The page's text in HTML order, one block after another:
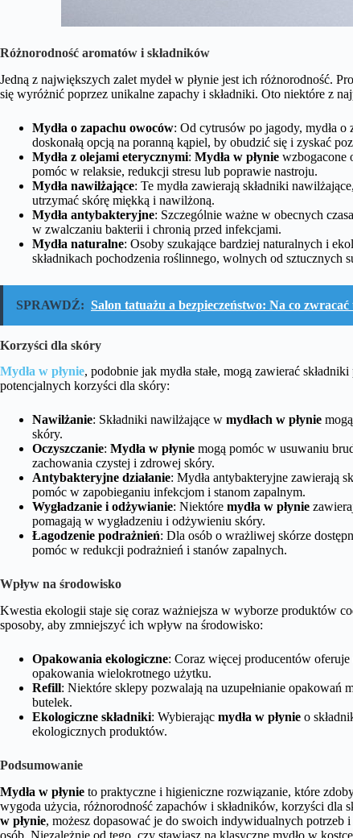
Różnorodność aromatów i składników
Jedną z największych zalet mydeł w płynie jest ich różnorodność.
się wyróżnić poprzez unikalne zapachy i składniki. Oto niektóre z
Mydła o zapachu owoców: Od cytrusów po jagody, mydła
doskonałą opcją na poranną kąpiel, by obudzić się i zyskać
Mydła z olejami eterycznymi: Mydła w płynie wzbogacone
pomóc w relaksie, redukcji stresu lub poprawie nastroju.
Mydła nawilżające: Te mydła zawierają składniki
utrzymać skórę miękką i nawilżoną.
Mydła antybakteryjne: Szczególnie ważne w obecnych
w zwalczaniu bakterii i chronią przed infekcjami.
Mydła naturalne: Osoby szukające bardziej naturalnych i
składnikach pochodzenia roślinnego, wolnych od sztucznych
SPRAWDŹ: Salon tatuażu a bezpieczeństwo: Na co zwracać
Korzyści dla skóry
Mydła w płynie, podobnie jak mydła stałe, mogą zawierać
potencjalnych korzyści dla skóry:
Nawilżanie: Składniki nawilżające w mydłach w płynie
skóry.
Oczyszczanie: Mydła w płynie mogą pomóc w usuwaniu
zachowania czystej i zdrowej skóry.
Antybakteryjne działanie: Mydła antybakteryjne zawierają
pomóc w zapobieganiu infekcjom i stanom zapalnym.
Wygładzanie i odżywianie: Niektóre mydła w płynie
pomagają w wygładzeniu i odżywieniu skóry.
Łagodzenie podrażnień: Dla osób o wrażliwej skórze
pomóc w redukcji podrażnień i stanów zapalnych.
Wpływ na środowisko
Kwestia ekologii staje się coraz ważniejsza w wyborze produktów
sposoby, aby zmniejszyć ich wpływ na środowisko:
Opakowania ekologiczne: Coraz więcej producentów oferuje
opakowania wielokrotnego użytku.
Refill: Niektóre sklepy pozwalają na uzupełnianie opakowań
butelek.
Ekologiczne składniki: Wybierając mydła w płynie o
ekologicznych produktów.
Podsumowanie
Mydła w płynie to praktyczne i higieniczne rozwiązanie, które
wygoda użycia, różnorodność zapachów i składników, korzyści dla
w płynie, możesz dopasować je do swoich indywidualnych potrzeb
osób. Niezależnie od tego, czy stawiasz na klasyczne mydło w